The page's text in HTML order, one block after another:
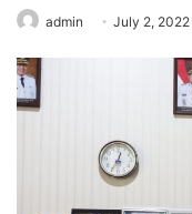
admin July 2, 2022